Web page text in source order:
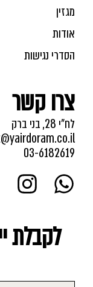
מגזין
אודות
הסדרי נגישות
צרו קשר
לח"י 28, בני ברק
03-6182619
לקבלת